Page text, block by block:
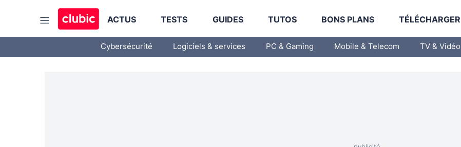
ACTUS TESTS GUIDES TUTOS BONS PLANS TÉLÉCHARGER
Cybersécurité Logiciels & services PC & Gaming Mobile & Telecom TV & Vidéo